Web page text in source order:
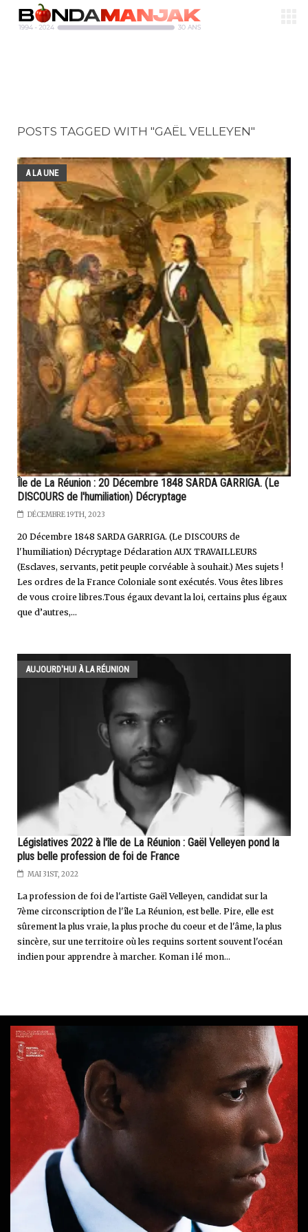
POSTS TAGGED WITH "GAËL VELLEYEN"
A LA UNE
Île de La Réunion : 20 Décembre 1848 SARDA GARRIGA. (Le
DISCOURS de l'humiliation) Décryptage
DÉCEMBRE 19TH, 2023
20 Décembre 1848 SARDA GARRIGA. (Le DISCOURS de
l'humiliation) Décryptage Déclaration AUX TRAVAILLEURS
(Esclaves, servants, petit peuple corvéable à souhait.) Mes sujets !
Les ordres de la France Coloniale sont exécutés. Vous êtes libres
de vous croire libres.Tous égaux devant la loi, certains plus égaux
que d’autres,...
AUJOURD'HUI À LA RÉUNION
Législatives 2022 à l'île de La Réunion : Gaël Velleyen pond la
plus belle profession de foi de France
MAI 31ST, 2022
La profession de foi de l'artiste Gaël Velleyen, candidat sur la
7ème circonscription de l'île La Réunion, est belle. Pire, elle est
sûrement la plus vraie, la plus proche du coeur et de l'âme, la plus
sincère, sur une territoire où les requins sortent souvent l'océan
indien pour apprendre à marcher. Koman i lé mon...